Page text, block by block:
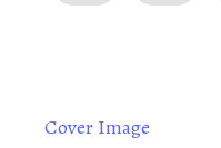
Cover Image